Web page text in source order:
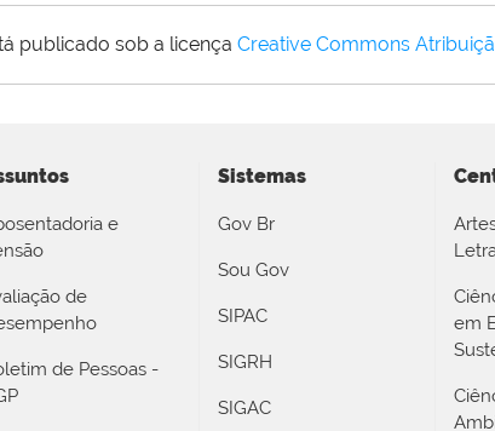
publicado sob a licença Creative Commons
e
de
de Pessoas -
Sistemas
Gov Br
Sou Gov
SIPAC
SIGRH
SIGAC
em